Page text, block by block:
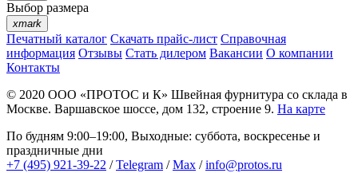
Выбор размера
xmark
Печатный каталог Скачать прайс-лист Справочная
информация Отзывы Стать дилером Вакансии О компании
Контакты
© 2020 ООО «ПРОТОС и К» Швейная фурнитура со склада в
Москве. Варшавское шоссе, дом 132, строение 9. На карте
По будням 9:00–19:00, Выходные: суббота, воскресенье и
праздничные дни
+7 (495) 921-39-22 /Telegram /Max /info@protos.ru